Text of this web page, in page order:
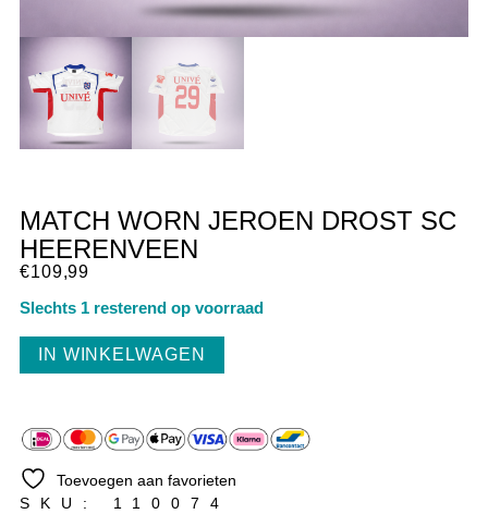
MATCH WORN JEROEN DROST SC
HEERENVEEN
€109,99
Slechts 1 resterend op voorraad
IN WINKELWAGEN
Toevoegen aan favorieten
SKU: 110074